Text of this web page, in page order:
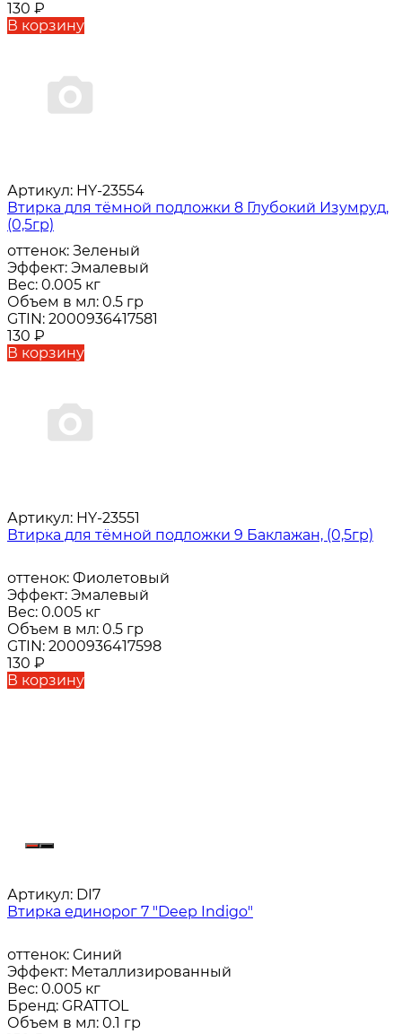
130 ₽
В корзину
Артикул: HY-23554
Втирка для тёмной подложки 8 Глубокий Изумруд,
(0,5гр)
оттенок: Зеленый
Эффект: Эмалевый
Вес: 0.005 кг
Объем в мл: 0.5 гр
GTIN: 2000936417581
130 ₽
В корзину
Артикул: HY-23551
Втирка для тёмной подложки 9 Баклажан, (0,5гр)
оттенок: Фиолетовый
Эффект: Эмалевый
Вес: 0.005 кг
Объем в мл: 0.5 гр
GTIN: 2000936417598
130 ₽
В корзину
Артикул: DI7
Втирка единорог 7 "Deep Indigo"
оттенок: Синий
Эффект: Металлизированный
Вес: 0.005 кг
Бренд: GRATTOL
Объем в мл: 0.1 гр